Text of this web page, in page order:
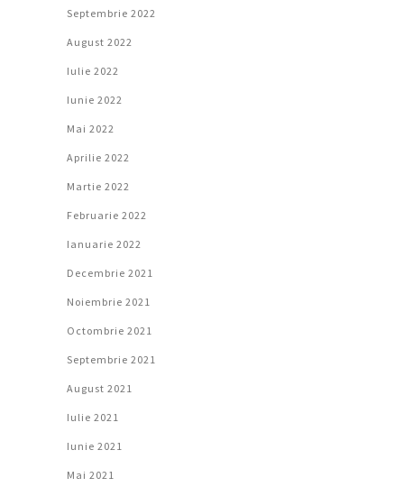
Septembrie 2022
August 2022
Iulie 2022
Iunie 2022
Mai 2022
Aprilie 2022
Martie 2022
Februarie 2022
Ianuarie 2022
Decembrie 2021
Noiembrie 2021
Octombrie 2021
Septembrie 2021
August 2021
Iulie 2021
Iunie 2021
Mai 2021